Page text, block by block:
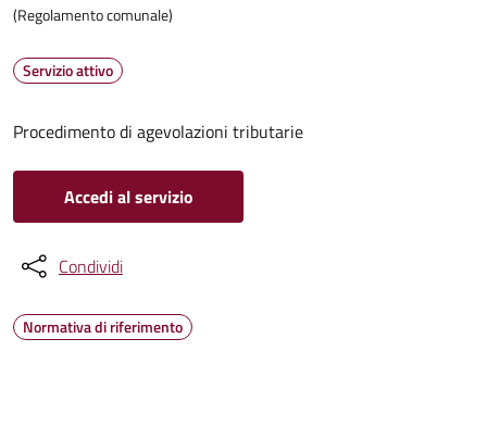
(Regolamento comunale)
Servizio attivo
Procedimento di agevolazioni tributarie
Accedi al servizio
Condividi
Normativa di riferimento